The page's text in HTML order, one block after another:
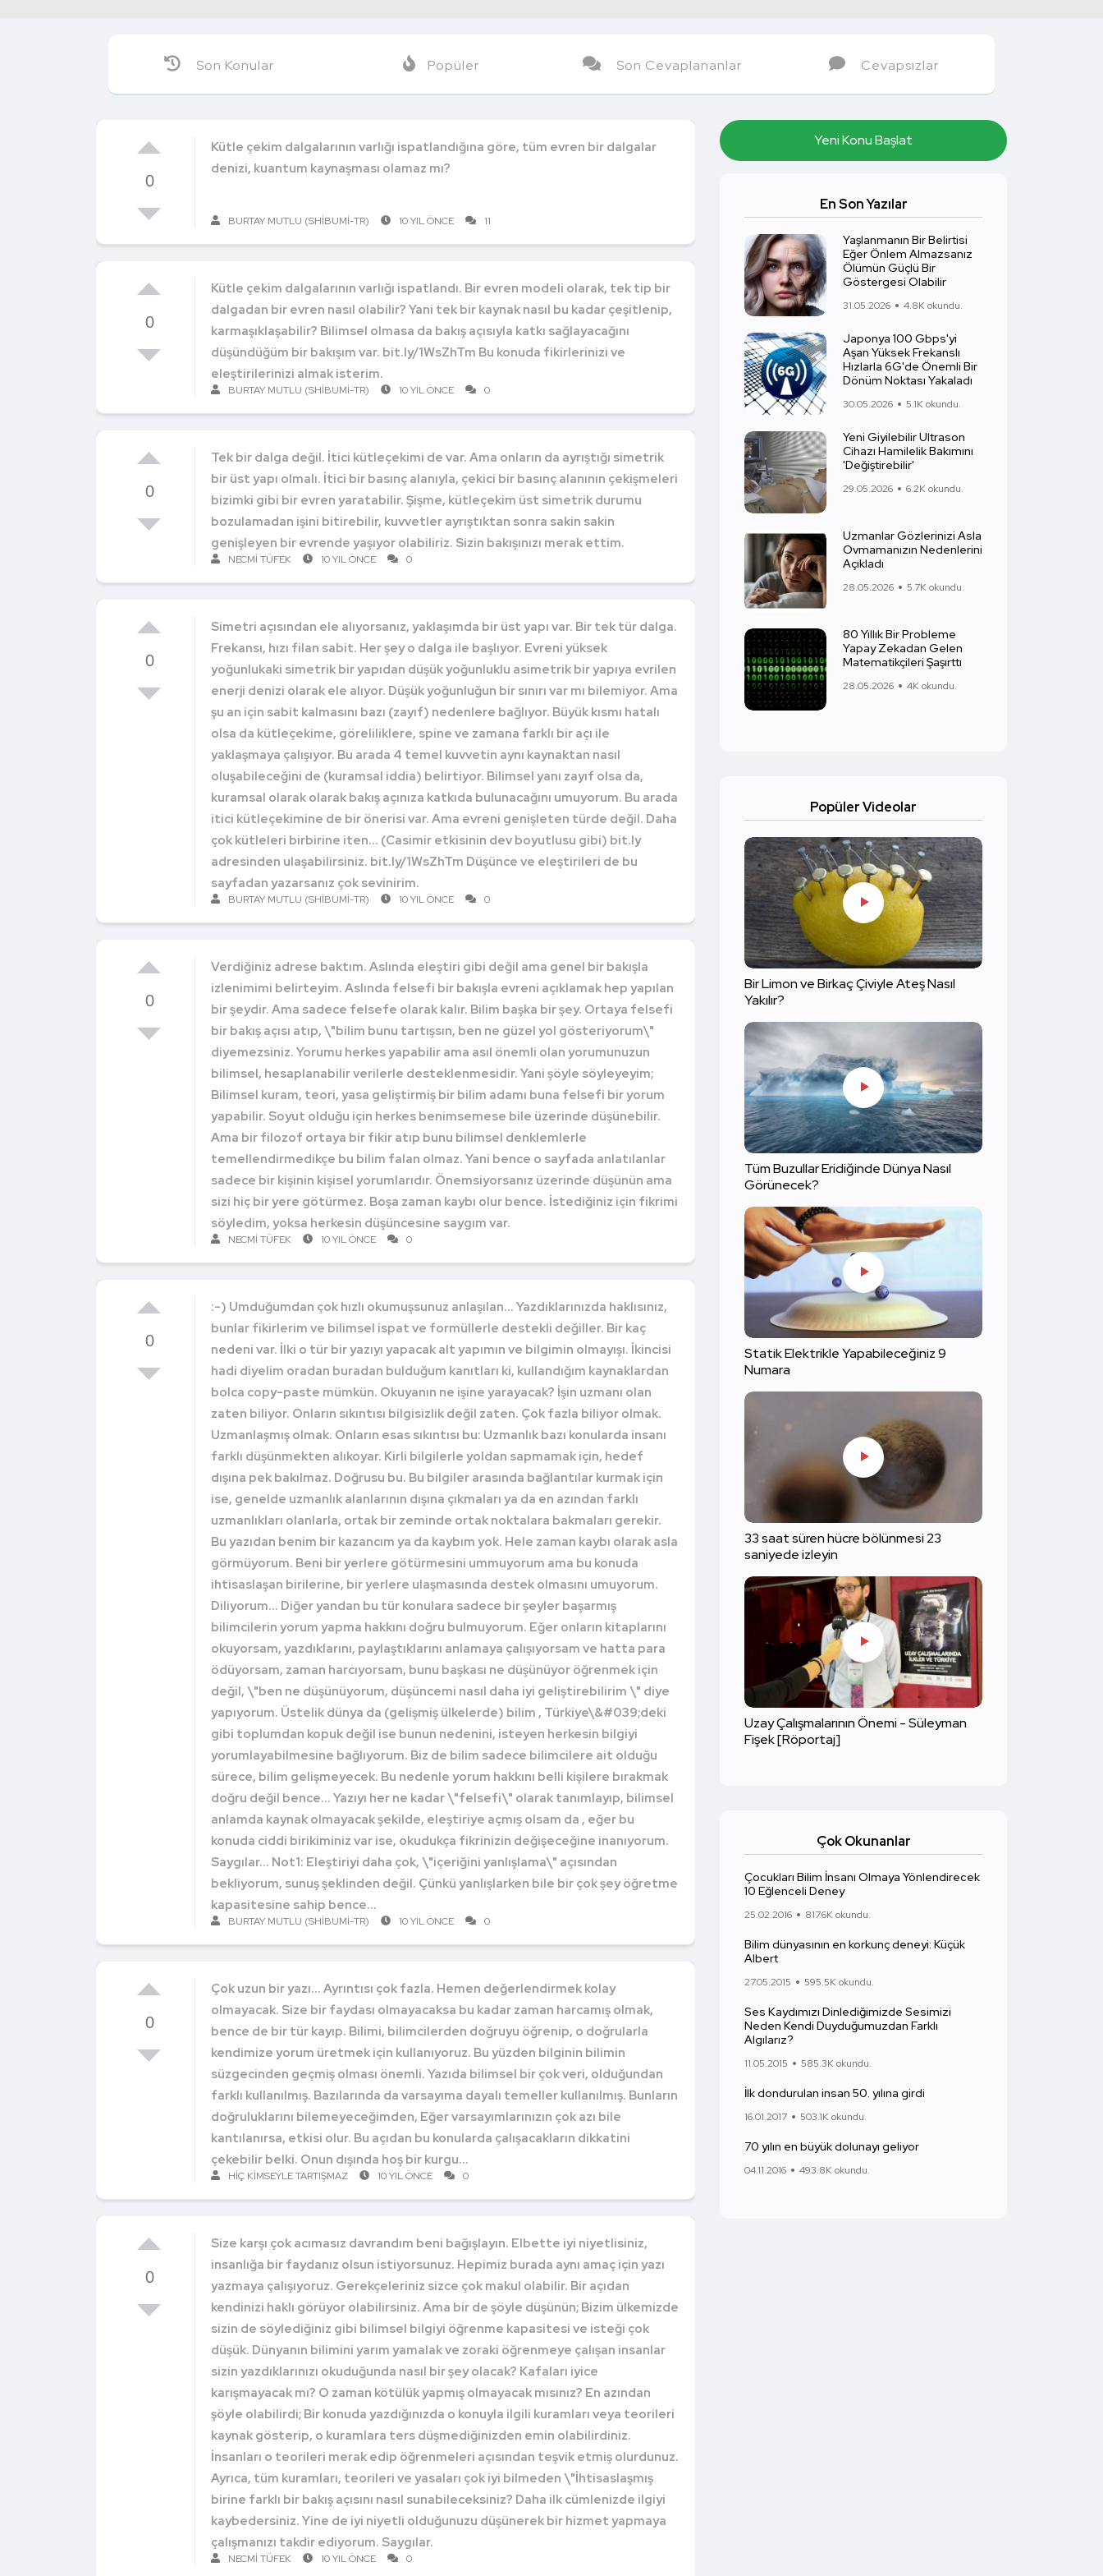
Son Konular Popüler Son Cevaplananlar Cevapsızlar
0
Kütle çekim dalgalarının varlığı ispatlandığına göre, tüm evren bir dalgalar
denizi, kuantum kaynaşması olamaz mı?
BURTAY MUTLU (SHIBUMI-TR) 10 YIL ÖNCE 11
0
Kütle çekim dalgalarının varlığı ispatlandı. Bir evren modeli olarak, tek tip bir
dalgadan bir evren nasıl olabilir? Yani tek bir kaynak nasıl bu kadar çeşitlenip,
karmaşıklaşabilir? Bilimsel olmasa da bakış açısıyla katkı sağlayacağını
düşündüğüm bir bakışım var. bit.ly/1WsZhTm Bu konuda fikirlerinizi ve
eleştirilerinizi almak isterim.
BURTAY MUTLU (SHIBUMI-TR) 10 YIL ÖNCE 0
0
Tek bir dalga değil. İtici kütleçekimi de var. Ama onların da ayrıştığı simetrik
bir üst yapı olmalı. İtici bir basınç alanıyla, çekici bir basınç alanının çekişmeleri
bizimki gibi bir evren yaratabilir. Şişme, kütleçekim üst simetrik durumu
bozulamadan işini bitirebilir, kuvvetler ayrıştıktan sonra sakin sakin
genişleyen bir evrende yaşıyor olabiliriz. Sizin bakışınızı merak ettim.
NECMI TÜFEK 10 YIL ÖNCE 0
0
Simetri açısından ele alıyorsanız, yaklaşımda bir üst yapı var. Bir tek tür dalga.
Frekansı, hızı filan sabit. Her şey o dalga ile başlıyor. Evreni yüksek
yoğunlukaki simetrik bir yapıdan düşük yoğunluklu asimetrik bir yapıya evrilen
enerji denizi olarak ele alıyor. Düşük yoğunluğun bir sınırı var mı bilemiyor. Ama
şu an için sabit kalmasını bazı (zayıf) nedenlere bağlıyor. Büyük kısmı hatalı
olsa da kütleçekime, göreliliklere, spine ve zamana farklı bir açı ile
yaklaşmaya çalışıyor. Bu arada 4 temel kuvvetin aynı kaynaktan nasıl
oluşabileceğini de (kuramsal iddia) belirtiyor. Bilimsel yanı zayıf olsa da,
kuramsal olarak olarak bakış açınıza katkıda bulunacağını umuyorum. Bu arada
itici kütleçekimine de bir önerisi var. Ama evreni genişleten türde değil. Daha
çok kütleleri birbirine iten... (Casimir etkisinin dev boyutlusu gibi) bit.ly
adresinden ulaşabilirsiniz. bit.ly/1WsZhTm Düşünce ve eleştirileri de bu
sayfadan yazarsanız çok sevinirim.
BURTAY MUTLU (SHIBUMI-TR) 10 YIL ÖNCE 0
0
Verdiğiniz adrese baktım. Aslında eleştiri gibi değil ama genel bir bakışla
izlenimimi belirteyim. Aslında felsefi bir bakışla evreni açıklamak hep yapılan
bir şeydir. Ama sadece felsefe olarak kalır. Bilim başka bir şey. Ortaya felsefi
bir bakış açısı atıp, \"bilim bunu tartışsın, ben ne güzel yol gösteriyorum\"
diyemezsiniz. Yorumu herkes yapabilir ama asıl önemli olan yorumunuzun
bilimsel, hesaplanabilir verilerle desteklenmesidir. Yani şöyle söyleyeyim;
Bilimsel kuram, teori, yasa geliştirmiş bir bilim adamı buna felsefi bir yorum
yapabilir. Soyut olduğu için herkes benimsemese bile üzerinde düşünebilir.
Ama bir filozof ortaya bir fikir atıp bunu bilimsel denklemlerle
temellendirmedikçe bu bilim falan olmaz. Yani bence o sayfada anlatılanlar
sadece bir kişinin kişisel yorumlarıdır. Önemsiyorsanız üzerinde düşünün ama
sizi hiç bir yere götürmez. Boşa zaman kaybı olur bence. İstediğiniz için fikrimi
söyledim, yoksa herkesin düşüncesine saygım var.
NECMI TÜFEK 10 YIL ÖNCE 0
0
:-) Umduğumdan çok hızlı okumuşsunuz anlaşılan... Yazdıklarınızda haklısınız,
bunlar fikirlerim ve bilimsel ispat ve formüllerle destekli değiller. Bir kaç
nedeni var. İlki o tür bir yazıyı yapacak alt yapımın ve bilgimin olmayışı. İkincisi
hadi diyelim oradan buradan bulduğum kanıtları ki, kullandığım kaynaklardan
bolca copy-paste mümkün. Okuyanın ne işine yarayacak? İşin uzmanı olan
zaten biliyor. Onların sıkıntısı bilgisizlik değil zaten. Çok fazla biliyor olmak.
Uzmanlaşmış olmak. Onların esas sıkıntısı bu: Uzmanlık bazı konularda insanı
farklı düşünmekten alıkoyar. Kirli bilgilerle yoldan sapmamak için, hedef
dışına pek bakılmaz. Doğrusu bu. Bu bilgiler arasında bağlantılar kurmak için
ise, genelde uzmanlık alanlarının dışına çıkmaları ya da en azından farklı
uzmanlıkları olanlarla, ortak bir zeminde ortak noktalara bakmaları gerekir.
Bu yazıdan benim bir kazancım ya da kaybım yok. Hele zaman kaybı olarak asla
görmüyorum. Beni bir yerlere götürmesini ummuyorum ama bu konuda
ihtisaslaşan birilerine, bir yerlere ulaşmasında destek olmasını umuyorum.
Diliyorum... Diğer yandan bu tür konulara sadece bir şeyler başarmış
bilimcilerin yorum yapma hakkını doğru bulmuyorum. Eğer onların kitaplarını
okuyorsam, yazdıklarını, paylaştıklarını anlamaya çalışıyorsam ve hatta para
ödüyorsam, zaman harcıyorsam, bunu başkası ne düşünüyor öğrenmek için
değil, \"ben ne düşünüyorum, düşüncemi nasıl daha iyi geliştirebilirim \" diye
yapıyorum. Üstelik dünya da (gelişmiş ülkelerde) bilim , Türkiye\&#039;deki
gibi toplumdan kopuk değil ise bunun nedenini, isteyen herkesin bilgiyi
yorumlayabilmesine bağlıyorum. Biz de bilim sadece bilimcilere ait olduğu
sürece, bilim gelişmeyecek. Bu nedenle yorum hakkını belli kişilere bırakmak
doğru değil bence... Yazıyı her ne kadar \"felsefi\" olarak tanımlayıp, bilimsel
anlamda kaynak olmayacak şekilde, eleştiriye açmış olsam da , eğer bu
konuda ciddi birikiminiz var ise, okudukça fikrinizin değişeceğine inanıyorum.
Saygılar... Not1: Eleştiriyi daha çok, \"içeriğini yanlışlama\" açısından
bekliyorum, sunuş şeklinden değil. Çünkü yanlışlarken bile bir çok şey öğretme
kapasitesine sahip bence...
BURTAY MUTLU (SHIBUMI-TR) 10 YIL ÖNCE 0
0
Çok uzun bir yazı... Ayrıntısı çok fazla. Hemen değerlendirmek kolay
olmayacak. Size bir faydası olmayacaksa bu kadar zaman harcamış olmak,
bence de bir tür kayıp. Bilimi, bilimcilerden doğruyu öğrenip, o doğrularla
kendimize yorum üretmek için kullanıyoruz. Bu yüzden bilginin bilimin
süzgecinden geçmiş olması önemli. Yazıda bilimsel bir çok veri, olduğundan
farklı kullanılmış. Bazılarında da varsayıma dayalı temeller kullanılmış. Bunların
doğruluklarını bilemeyeceğimden, Eğer varsayımlarınızın çok azı bile
kantılanırsa, etkisi olur. Bu açıdan bu konularda çalışacakların dikkatini
çekebilir belki. Onun dışında hoş bir kurgu...
HIÇ KIMSEYLE TARTIŞMAZ 10 YIL ÖNCE 0
0
Size karşı çok acımasız davrandım beni bağışlayın. Elbette iyi niyetlisiniz,
insanlığa bir faydanız olsun istiyorsunuz. Hepimiz burada aynı amaç için yazı
yazmaya çalışıyoruz. Gerekçeleriniz sizce çok makul olabilir. Bir açıdan
kendinizi haklı görüyor olabilirsiniz. Ama bir de şöyle düşünün; Bizim ülkemizde
sizin de söylediğiniz gibi bilimsel bilgiyi öğrenme kapasitesi ve isteği çok
düşük. Dünyanın bilimini yarım yamalak ve zoraki öğrenmeye çalışan insanlar
sizin yazdıklarınızı okuduğunda nasıl bir şey olacak? Kafaları iyice
karışmayacak mı? O zaman kötülük yapmış olmayacak mısınız? En azından
şöyle olabilirdi; Bir konuda yazdığınızda o konuyla ilgili kuramları veya teorileri
kaynak gösterip, o kuramlara ters düşmediğinizden emin olabilirdiniz.
İnsanları o teorileri merak edip öğrenmeleri açısından teşvik etmiş olurdunuz.
Ayrıca, tüm kuramları, teorileri ve yasaları çok iyi bilmeden \"İhtisaslaşmış
birine farklı bir bakış açısını nasıl sunabileceksiniz? Daha ilk cümlenizde ilgiyi
kaybedersiniz. Yine de iyi niyetli olduğunuzu düşünerek bir hizmet yapmaya
çalışmanızı takdir ediyorum. Saygılar.
NECMI TÜFEK 10 YIL ÖNCE 0
Yeni Konu Başlat
En Son Yazılar
Yaşlanmanın Bir Belirtisi
Eğer Önlem Almazsanız
Ölümün Güçlü Bir
Göstergesi Olabilir
31.05.2026 4.8K okundu.
Japonya 100 Gbps'yi
Aşan Yüksek Frekanslı
Hızlarla 6G'de Önemli Bir
Dönüm Noktası Yakaladı
30.05.2026 5.1K okundu.
Yeni Giyilebilir Ultrason
Cihazı Hamilelik Bakımını
'Değiştirebilir'
29.05.2026 6.2K okundu.
Uzmanlar Gözlerinizi Asla
Ovmamanızın Nedenlerini
Açıkladı
28.05.2026 5.7K okundu.
80 Yıllık Bir Probleme
Yapay Zekadan Gelen
Matematikçileri Şaşırttı
28.05.2026 4K okundu.
Popüler Videolar
Bir Limon ve Birkaç Çiviyle Ateş Nasıl
Yakılır?
Tüm Buzullar Eridiğinde Dünya Nasıl
Görünecek?
Statik Elektrikle Yapabileceğiniz 9
Numara
33 saat süren hücre bölünmesi 23
saniyede izleyin
Uzay Çalışmalarının Önemi - Süleyman
Fişek [Röportaj]
Çok Okunanlar
Çocukları Bilim İnsanı Olmaya Yönlendirecek
10 Eğlenceli Deney
25.02.2016 817.6K okundu.
Bilim dünyasının en korkunç deneyi: Küçük
Albert
27.05.2015 595.5K okundu.
Ses Kaydımızı Dinlediğimizde Sesimizi
Neden Kendi Duyduğumuzdan Farklı
Algılarız?
11.05.2015 585.3K okundu.
İlk dondurulan insan 50. yılına girdi
16.01.2017 503.1K okundu.
70 yılın en büyük dolunayı geliyor
04.11.2016 493.8K okundu.